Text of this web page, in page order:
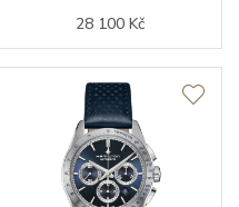
hnědá
H6003251111
28 100 Kč